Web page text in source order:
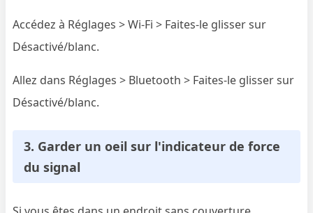
Accédez à Réglages > Wi-Fi > Faites-le glisser sur
Désactivé/blanc.
Allez dans Réglages > Bluetooth > Faites-le glisser sur
Désactivé/blanc.
3. Garder un oeil sur l'indicateur de force
du signal